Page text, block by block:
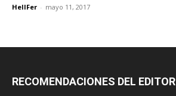
HellFer - mayo 11, 2017
RECOMENDACIONES DEL EDITOR